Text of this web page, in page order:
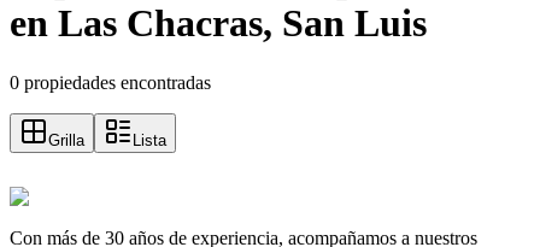
en Las Chacras, San Luis
0 propiedades encontradas
Grilla Lista
Con más de 30 años de experiencia, acompañamos a nuestros